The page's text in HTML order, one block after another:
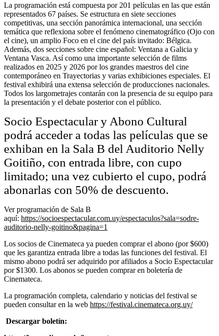
La programación está compuesta por 201 películas en las que están
representados 67 países. Se estructura en siete secciones
competitivas, una sección panorámica internacional, una sección
temática que reflexiona sobre el fenómeno cinematográfico (Ojo con
el cine), un amplio Foco en el cine del país invitado: Bélgica.
Además, dos secciones sobre cine español: Ventana a Galicia y
Ventana Vasca. Así como una importante selección de films
realizados en 2025 y 2026 por los grandes maestros del cine
contemporáneo en Trayectorias y varias exhibiciones especiales. El
festival exhibirá una extensa selección de producciones nacionales.
Todos los largometrajes contarán con la presencia de su equipo para
la presentación y el debate posterior con el público.
Socio Espectacular y Abono Cultural
podrá acceder a todas las películas que se
exhiban en la Sala B del Auditorio Nelly
Goitiño, con entrada libre, con cupo
limitado; una vez cubierto el cupo, podrá
abonarlas con 50% de descuento.
Ver programación de Sala B
aquí: https://socioespectacular.com.uy/espectaculos?sala=sodre-
auditorio-nelly-goitino&pagina=1
Los socios de Cinemateca ya pueden comprar el abono (por $600)
que les garantiza entrada libre a todas las funciones del festival. El
mismo abono podrá ser adquirido por afiliados a Socio Espectacular
por $1300. Los abonos se pueden comprar en boletería de
Cinemateca.
La programación completa, calendario y noticias del festival se
pueden consultar en la web https://festival.cinemateca.org.uy/
Descargar boletín: